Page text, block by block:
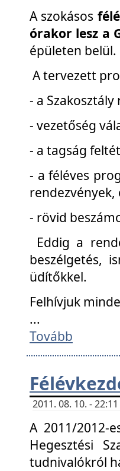
A szokásos
órakor lesz a
épületen belül.
A tervezett
- a
- vezetőség
- a tagság
- a féléves
- rövid
Eddig a
beszélgetés,
üdítőkkel.
Felhívjuk
...
Tovább
2011. 08. 10. -
A 2011/2012-
Hegesztési
tudnivalókról